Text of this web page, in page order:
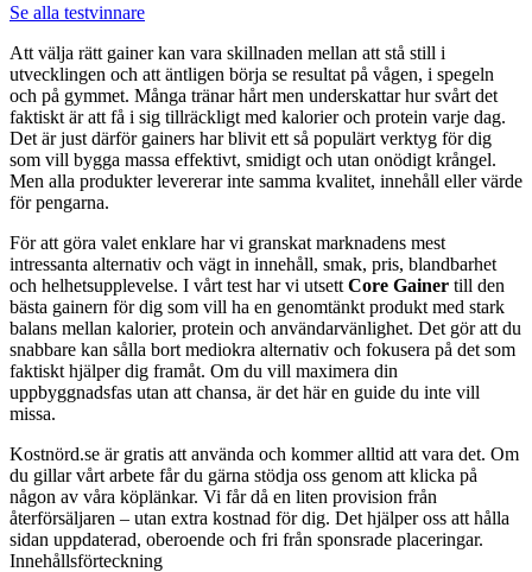
Se alla testvinnare
Att välja rätt gainer kan vara skillnaden mellan att stå still i
utvecklingen och att äntligen börja se resultat på vågen, i spegeln
och på gymmet. Många tränar hårt men underskattar hur svårt det
faktiskt är att få i sig tillräckligt med kalorier och protein varje dag.
Det är just därför gainers har blivit ett så populärt verktyg för dig
som vill bygga massa effektivt, smidigt och utan onödigt krångel.
Men alla produkter levererar inte samma kvalitet, innehåll eller värde
för pengarna.
För att göra valet enklare har vi granskat marknadens mest
intressanta alternativ och vägt in innehåll, smak, pris, blandbarhet
och helhetsupplevelse. I vårt test har vi utsett Core Gainer till den
bästa gainern för dig som vill ha en genomtänkt produkt med stark
balans mellan kalorier, protein och användarvänlighet. Det gör att du
snabbare kan sålla bort mediokra alternativ och fokusera på det som
faktiskt hjälper dig framåt. Om du vill maximera din
uppbyggnadsfas utan att chansa, är det här en guide du inte vill
missa.
Kostnörd.se är gratis att använda och kommer alltid att vara det. Om
du gillar vårt arbete får du gärna stödja oss genom att klicka på
någon av våra köplänkar. Vi får då en liten provision från
återförsäljaren – utan extra kostnad för dig. Det hjälper oss att hålla
sidan uppdaterad, oberoende och fri från sponsrade placeringar.
Innehållsförteckning